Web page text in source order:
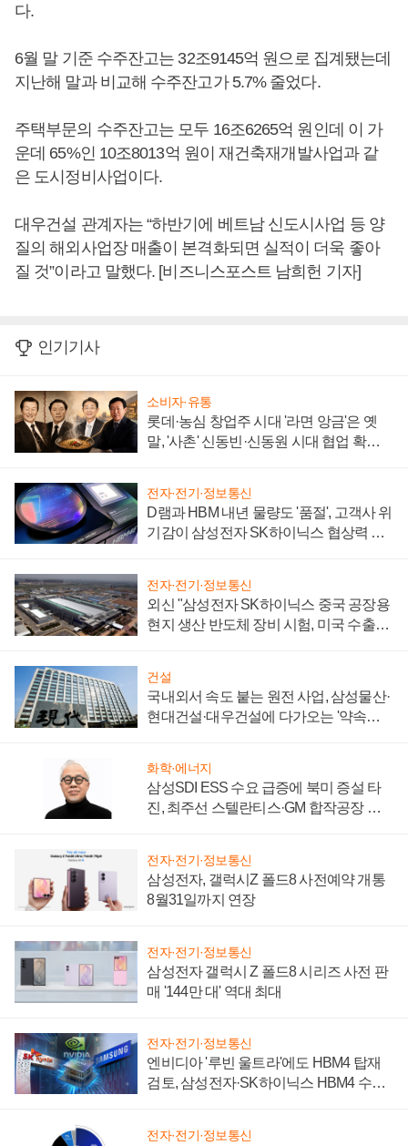
다.
6월 말 기준 수주잔고는 32조9145억 원으로 집계됐는데
지난해 말과 비교해 수주잔고가 5.7% 줄었다.
주택부문의 수주잔고는 모두 16조6265억 원인데 이 가
운데 65%인 10조8013억 원이 재건축재개발사업과 같
은 도시정비사업이다.
대우건설 관계자는 “하반기에 베트남 신도시사업 등 양
질의 해외사업장 매출이 본격화되면 실적이 더욱 좋아
질 것”이라고 말했다. [비즈니스포스트 남희헌 기자]
인기기사
소비자·유통
롯데·농심 창업주 시대 '라면 앙금'은 옛
말, '사촌' 신동빈·신동원 시대 협업 확대
전자·전기·정보통신
D램과 HBM 내년 물량도 '품절', 고객사 위
기감이 삼성전자 SK하이닉스 협상력 더
전자·전기·정보통신
외신 "삼성전자 SK하이닉스 중국 공장용
현지 생산 반도체 장비 시험, 미국 수출통
건설
국내외서 속도 붙는 원전 사업, 삼성물산·
현대건설·대우건설에 다가오는 '약속의
화학·에너지
삼성SDI ESS 수요 급증에 북미 증설 타
진, 최주선 스텔란티스·GM 합작공장 건
전자·전기·정보통신
삼성전자, 갤럭시Z 폴드8 사전예약 개통
8월31일까지 연장
전자·전기·정보통신
삼성전자 갤럭시 Z 폴드8 시리즈 사전 판
매 '144만 대' 역대 최대
전자·전기·정보통신
엔비디아 '루빈 울트라'에도 HBM4 탑재
검토, 삼성전자·SK하이닉스 HBM4 수율
전자·전기·정보통신